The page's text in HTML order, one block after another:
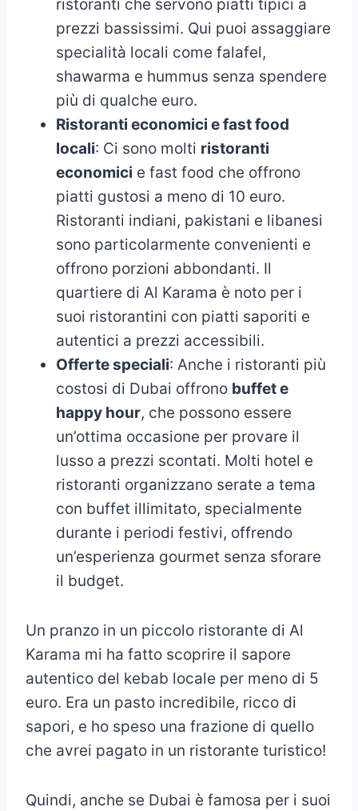
ristoranti che servono piatti tipici a
prezzi bassissimi. Qui puoi assaggiare
specialità locali come falafel,
shawarma e hummus senza spendere
più di qualche euro.
Ristoranti economici e fast food
locali: Ci sono molti ristoranti
economici e fast food che offrono
piatti gustosi a meno di 10 euro.
Ristoranti indiani, pakistani e libanesi
sono particolarmente convenienti e
offrono porzioni abbondanti. Il
quartiere di Al Karama è noto per i
suoi ristorantini con piatti saporiti e
autentici a prezzi accessibili.
Offerte speciali: Anche i ristoranti più
costosi di Dubai offrono buffet e
happy hour, che possono essere
un’ottima occasione per provare il
lusso a prezzi scontati. Molti hotel e
ristoranti organizzano serate a tema
con buffet illimitato, specialmente
durante i periodi festivi, offrendo
un’esperienza gourmet senza sforare
il budget.
Un pranzo in un piccolo ristorante di Al
Karama mi ha fatto scoprire il sapore
autentico del kebab locale per meno di 5
euro. Era un pasto incredibile, ricco di
sapori, e ho speso una frazione di quello
che avrei pagato in un ristorante turistico!
Quindi, anche se Dubai è famosa per i suoi